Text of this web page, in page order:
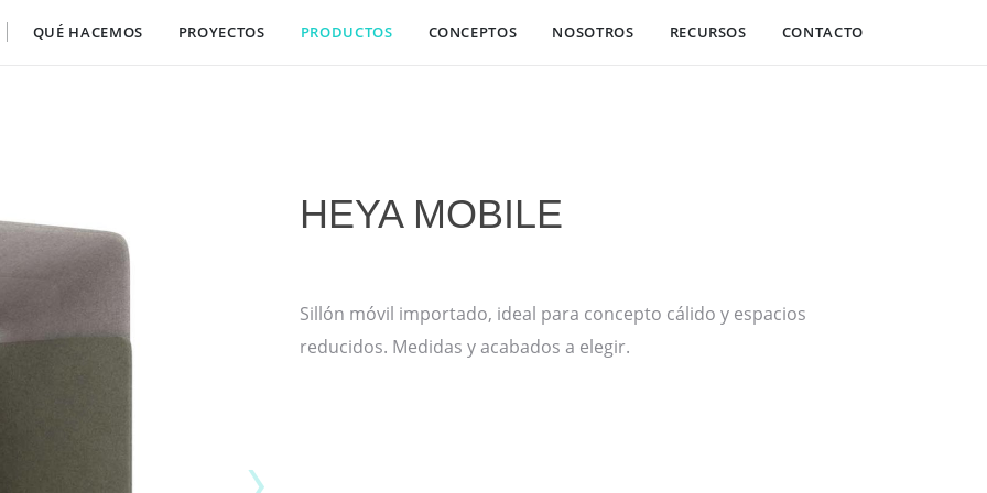
QUÉ HACEMOS PROYECTOS PRODUCTOS CONCEPTOS NOSOTROS RECURSOS CONTACTO
HEYA MOBILE
Sillón móvil importado, ideal para concepto cálido y espacios
reducidos. Medidas y acabados a elegir.